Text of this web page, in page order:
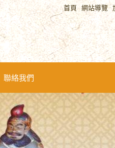
首頁 網站導覽
聯絡我們